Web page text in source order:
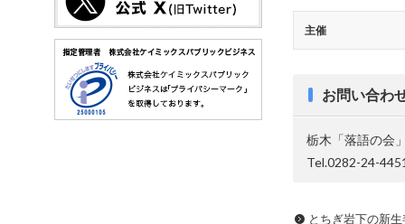
主催
お問い合わ
栃木「落語の会
Tel.0282-24-
とちぎ岩下の新